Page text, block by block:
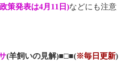
策発表は4月11日)などにも注意
(羊飼いの見解)■□■(※毎日更新)